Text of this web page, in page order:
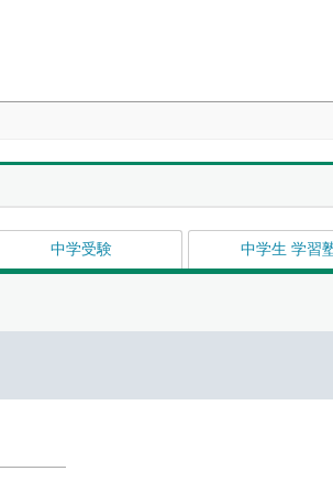
中学受験 中学生 学習